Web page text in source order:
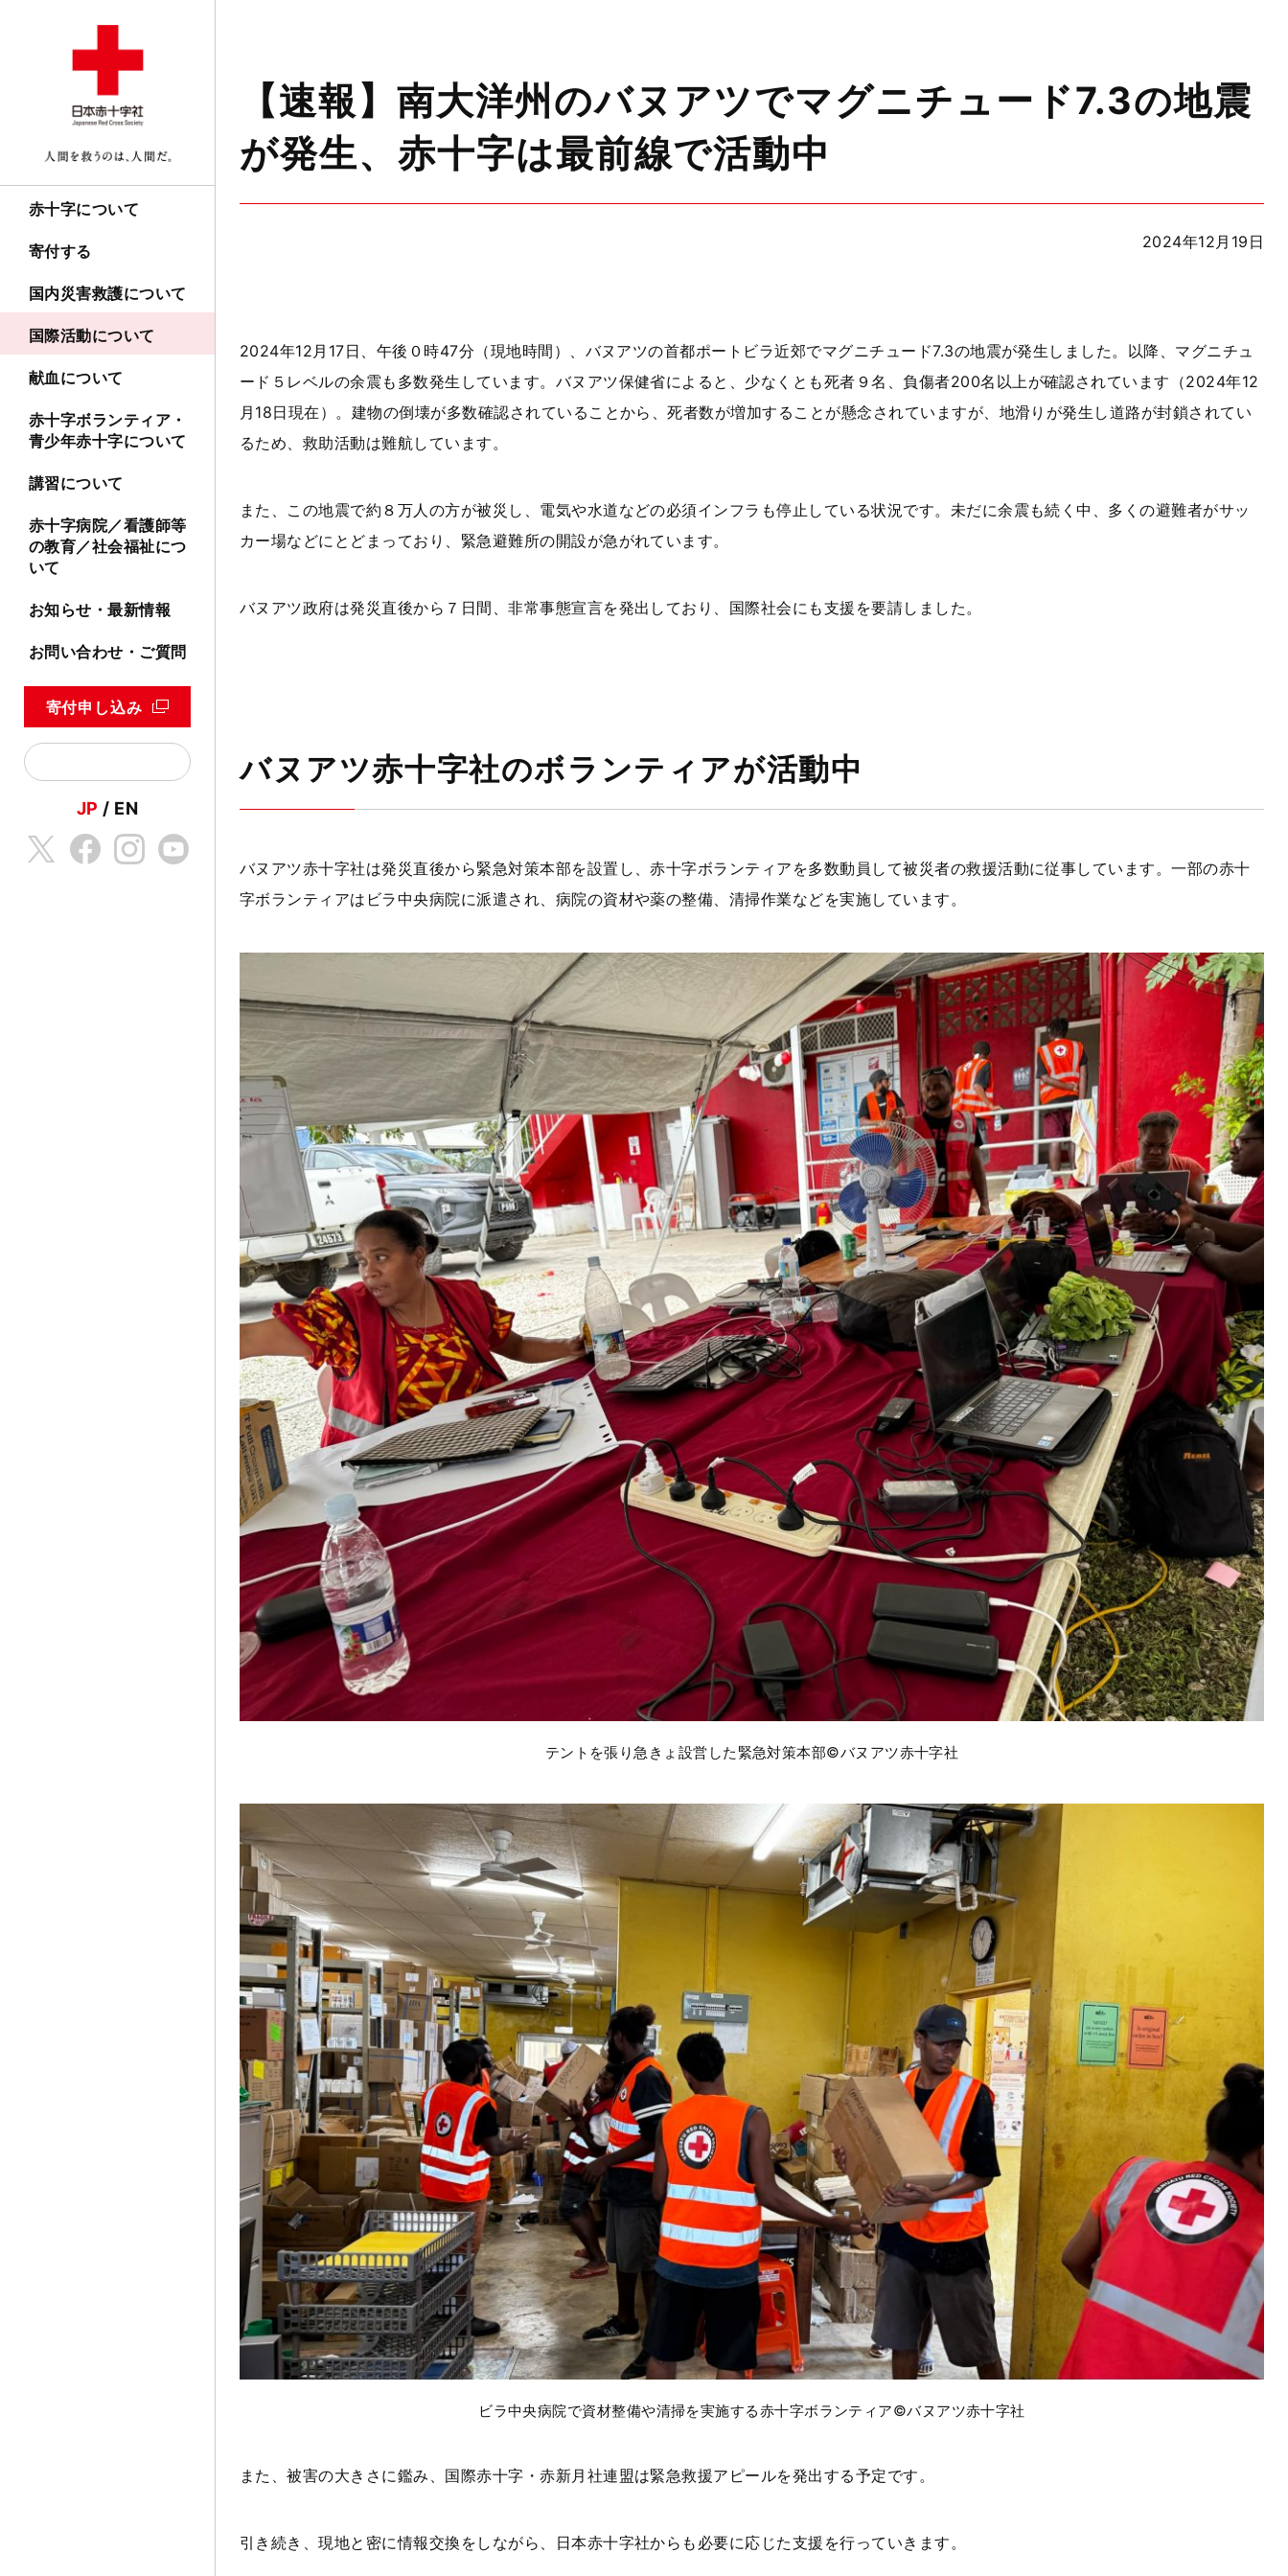
赤十字について
寄付する
国内災害救護について
国際活動について
献血について
赤十字ボランティア・
青少年赤十字について
講習について
赤十字病院／看護師等
の教育／社会福祉につ
いて
お知らせ・最新情報
お問い合わせ・ご質問
寄付申し込み
JP EN
【速報】南大洋州のバヌアツでマグニチュード7.3の地震
が発生、赤十字は最前線で活動中
2024年12月19日
2024年12月 17日、午後０時47分（現地時間）、バヌアツの首都ポートビラ近郊でマグニチュード7.3の地震が発生しました。以降、マグニチュ
ード５レベルの余震も多数発生しています。バヌアツ保健省によると、少なくとも死者９名、負傷者200名以上が確認されています（2024年12
月 18日現在）。建物の倒壊が多数確認されていることから、死者数が増加することが懸念されていますが、地滑りが発生し道路が封鎖されてい
るため、救助活動は難航しています。
また、この地震で約８万人の方が被災し、電気や水道などの必須インフラも停止している状況です。未だに余震も続く中、多くの避難者がサッ
カー場などにとどまっており、緊急避難所の開設が急がれています。
バヌアツ政府は発災直後から７日間、非常事態宣言を発出しており、国際社会にも支援を要請しました。
バヌアツ赤十字社のボランティアが活動中
バヌアツ赤十字社は発災直後から緊急対策本部を設置し、赤十字ボランティアを多数動員して被災者の救援活動に従事しています。一部の赤十
字ボランティアはビラ中央病院に派遣され、病院の資材や薬の整備、清掃作業などを実施しています。
テントを張り急きょ設営した緊急対策本部©バヌアツ赤十字社
ビラ中央病院で資材整備や清掃を実施する赤十字ボランティア©バヌアツ赤十字社
また、被害の大きさに鑑み、国際赤十字・赤新月社連盟は緊急救援アピールを発出する予定です。
引き続き、現地と密に情報交換をしながら、日本赤十字社からも必要に応じた支援を行っていきます。